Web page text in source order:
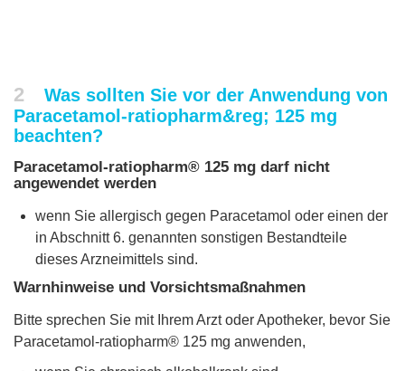
2
Was sollten Sie vor der Anwendung von
Paracetamol-ratiopharm&reg; 125 mg
beachten?
Paracetamol-ratiopharm® 125 mg darf nicht
angewendet werden
wenn Sie allergisch gegen Paracetamol oder einen der
in Abschnitt 6. genannten sonstigen Bestandteile
dieses Arzneimittels sind.
Warnhinweise und Vorsichtsmaßnahmen
Bitte sprechen Sie mit Ihrem Arzt oder Apotheker, bevor Sie
Paracetamol-ratiopharm® 125 mg anwenden,